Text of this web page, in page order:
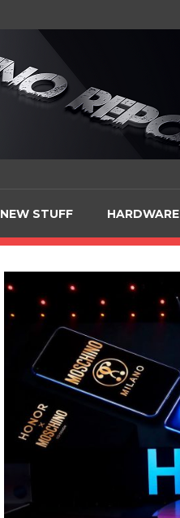
NEW STUFF HARDWARE